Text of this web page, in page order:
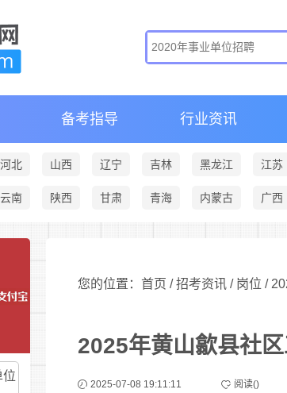
备考指导 行业资讯
河北 山西 辽宁 吉林 黑龙江 江苏
云南 陕西 甘肃 青海 内蒙古 广西
您的位置：首页 /招考资讯 / 岗位 /
2025年黄山歙县社
2025-07-08 19:11:11 阅读()